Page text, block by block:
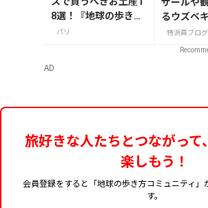
8選！『地球の歩き
方』編集者おすすめ
パリ
るウズベ
土産
特派員ブログ
AD
旅好きな人たちとつながって
楽しもう！
会員登録をすると「地球の歩き方コミュニティ」
す。